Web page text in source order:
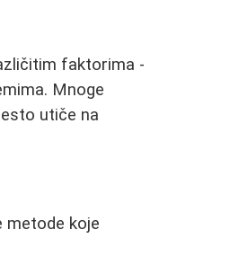
faktorima -
Mnoge
utiče na
metode koje